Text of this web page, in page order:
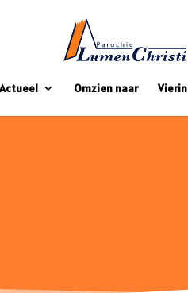
Omzien naar